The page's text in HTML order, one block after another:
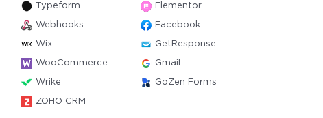
Typeform Elementor
Webhooks Facebook
Wix GetResponse
WooCommerce Gmail
Wrike GoZen Forms
ZOHO CRM